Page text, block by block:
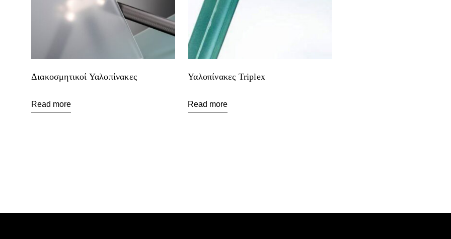
Διακοσμητικοί Υαλοπίνακες
Read more
Υαλοπίνακες Triplex
Read more